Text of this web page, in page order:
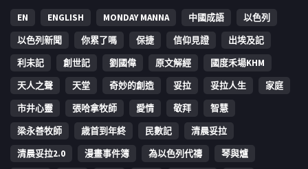
EN ENGLISH MONDAY MANNA 中國成語
以色列
以色列新聞
你累了嗎 保捷 信仰見證
出埃及記
利未記
創世記 劉國偉 原文解經
國度禾場KHM
天人之聲
天堂 奇妙的創造 妥拉 妥拉人生
家庭
市井心靈
張哈拿牧師 愛情 敬拜
智慧
梁永善牧師
歳首到年終 民數記
清晨妥拉
清晨妥拉2.0
漫畫事件簿 為以色列代禱 琴與爐